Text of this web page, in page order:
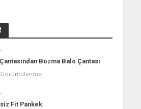
Bozma Balo Çantası
Fit Pankek